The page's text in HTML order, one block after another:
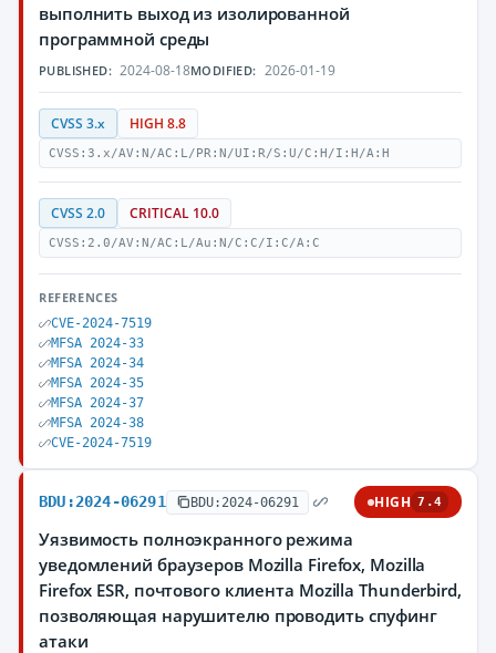
выполнить выход из изолированной
программной среды
PUBLISHED: 2024-08-18MODIFIED: 2026-01-19
CVSS 3.x HIGH 8.8
CVSS:3.x/AV:N/AC:L/PR:N/UI:R/S:U/C:H/I:H/A:H
CVSS 2.0 CRITICAL 10.0
CVSS:2.0/AV:N/AC:L/Au:N/C:C/I:C/A:C
REFERENCES
CVE-2024-7519
MFSA 2024-33
MFSA 2024-34
MFSA 2024-35
MFSA 2024-37
MFSA 2024-38
CVE-2024-7519
BDU:2024-06291 BDU:2024-06291 HIGH 7.4
Уязвимость полноэкранного режима
уведомлений браузеров Mozilla Firefox, Mozilla
Firefox ESR, почтового клиента Mozilla Thunderbird,
позволяющая нарушителю проводить спуфинг
атаки